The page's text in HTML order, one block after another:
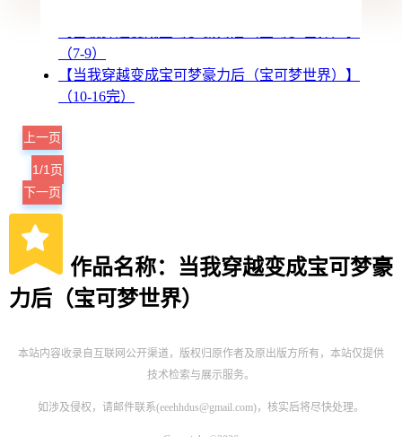
（7-9）
【当我穿越变成宝可梦豪力后（宝可梦世界）】
（10-16完）
上一页
1/1页
下一页
作品名称：当我穿越变成宝可梦豪
力后（宝可梦世界）
本站内容收录自互联网公开渠道，版权归原作者及原出版方所有，本站仅提供
技术检索与展示服务。
如涉及侵权，请邮件联系(eeehhdus@gmail.com)，核实后将尽快处理。